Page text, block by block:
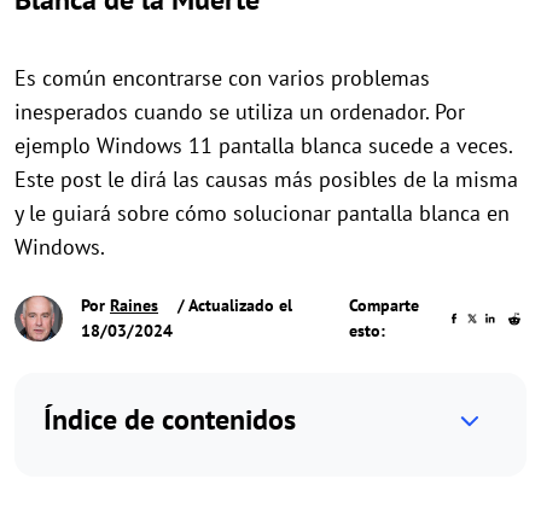
Es común encontrarse con varios problemas
inesperados cuando se utiliza un ordenador. Por
ejemplo Windows 11 pantalla blanca sucede a veces.
Este post le dirá las causas más posibles de la misma
y le guiará sobre cómo solucionar pantalla blanca en
Windows.
Por Raines
/ Actualizado el
18/03/2024
Comparte
esto:
Índice de contenidos